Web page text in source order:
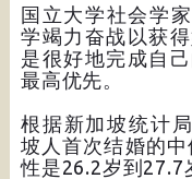
国立大学社会学
学竭力奋战以获
是很好地完成自
最高优先。
根据新加坡统计
坡人首次结婚的
性是26.2岁到27.7